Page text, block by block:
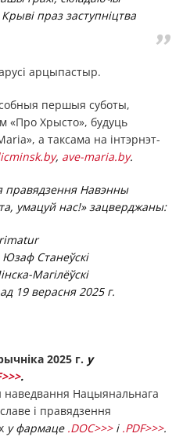
Крыві праз заступніцтва
арцыпастыр.
першыя суботы,
«Про Хрысто», будуць
а таксама на інтэрнэт-
, ave-maria.by.
Навэнны
умацуй нас!» зацверджаны:
Юзаф Станеўскі
Магілёўскі
19 верасня 2025 г.
2025 г. у
.
Нацыянальнага
і правядзення
у фармаце .DOC>>>і .PDF>>>.